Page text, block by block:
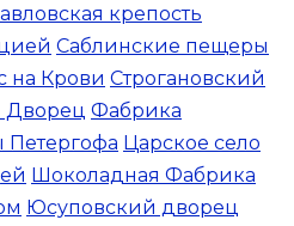
крепость
Саблинские пещеры
на Крови Строгановский
Дворец Фабрика
Петергофа Царское село
Шоколадная Фабрика
Юсуповский дворец